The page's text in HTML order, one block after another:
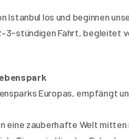
los und beginnen
stündigen Fahrt, begleitet
Europas, empfängt
eine zauberhafte Welt mitten